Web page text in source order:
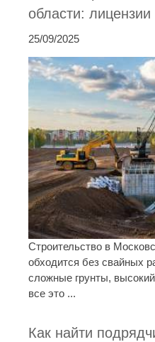
области: лицензии
25/09/2025
Строительство в
обходится без свайных
сложные грунты,
все это ...
Как найти